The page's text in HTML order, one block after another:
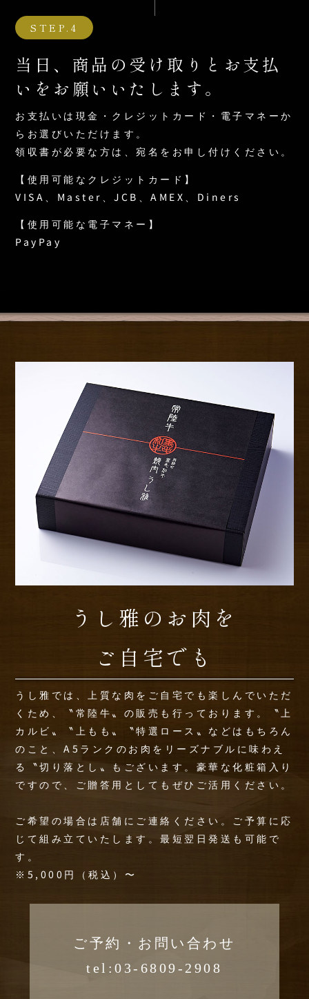
STEP.4
当日、商品の受け取りとお支払
いをお願いいたします。
お支払いは現金・クレジットカード・電子マネーか
らお選びいただけます。
領収書が必要な方は、宛名をお申し付けください。
【使用可能なクレジットカード】
VISA、Master、JCB、AMEX、Diners
【使用可能な電子マネー】
PayPay
うし雅のお肉を
ご自宅でも
うし雅では、上質な肉をご自宅でも楽しんでいただ
くため、〝常陸牛〟の販売も行っております。
〝上
カルビ〟〝上もも〟〝特選ロース〟などはもちろん
のこと、A5ランクのお肉をリーズナブルに味わえ
る〝切り落とし〟もございます。 豪華な化粧箱入り
ですので、ご贈答用としてもぜひご活用ください。
ご希望の場合は店舗にご連絡ください。ご予算に応
じて組み立ていたします。最短翌日発送も可能で
す。
※5,000円（税込）〜
ご予約・お問い合わせ
tel:03-6809-2908